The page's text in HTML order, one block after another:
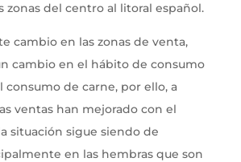
zonas del centro al litoral español.
cambio en las zonas de venta,
cambio en el hábito de consumo
consumo de carne, por ello, a
ventas han mejorado con el
situación sigue siendo de
en las hembras que son